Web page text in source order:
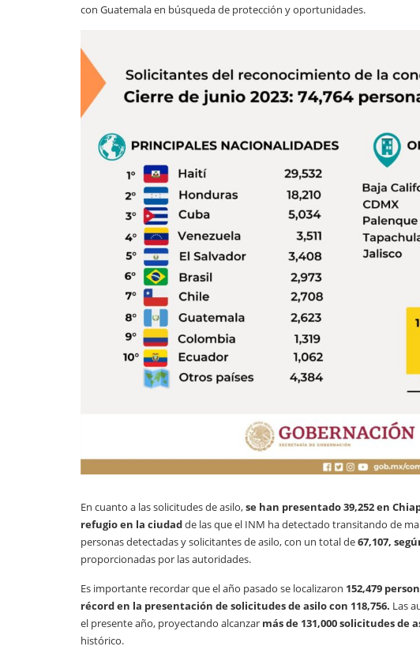
con Guatemala en búsqueda de protección y oportunidades.
En cuanto a las solicitudes de asilo,se han presentado 39,252 en
refugio en la ciudadde las que el INM ha detectado transitando de
personas detectadas y solicitantes de asilo, con un total de67,107,
proporcionadas por las autoridades.
Es importante recordar que el año pasado se localizaron 152,479
récord en la presentación de solicitudes de asilo con 118,756. Las
el presente año, proyectando alcanzar más de 131,000 solicitudes de
histórico.